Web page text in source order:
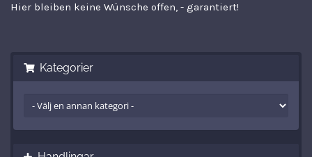
Hier bleiben keine Wünsche offen, - garantiert!
Kategorier